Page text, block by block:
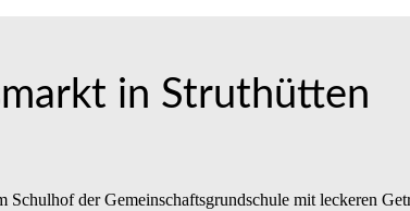
in Struthütten
der Gemeinschaftsgrundschule mit leckeren